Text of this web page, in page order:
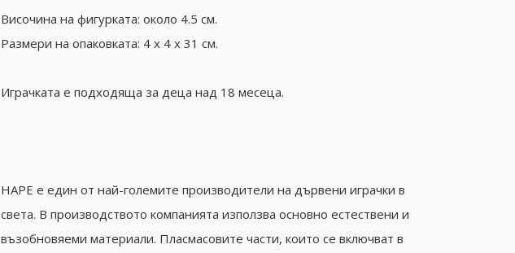
Височина на фигурката: около 4.5 см.
Размери на опаковката: 4 х 4 х 31 см.
Играчката е подходяща за деца над 18 месеца.
HAPE е един от най-големите производители на дървени играчки в
света. В производството компанията използва основно естествени и
възобновяеми материали. Пласмасовите части, които се включват в